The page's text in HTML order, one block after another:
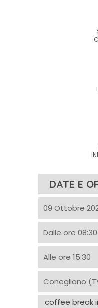
DATE E
09 Ottobre
Dalle ore 08:30
Alle ore 15:30
Conegliano
coffee break